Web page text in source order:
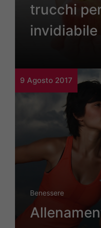
trucchi
invidiabile
9 Agosto 2017
Benessere